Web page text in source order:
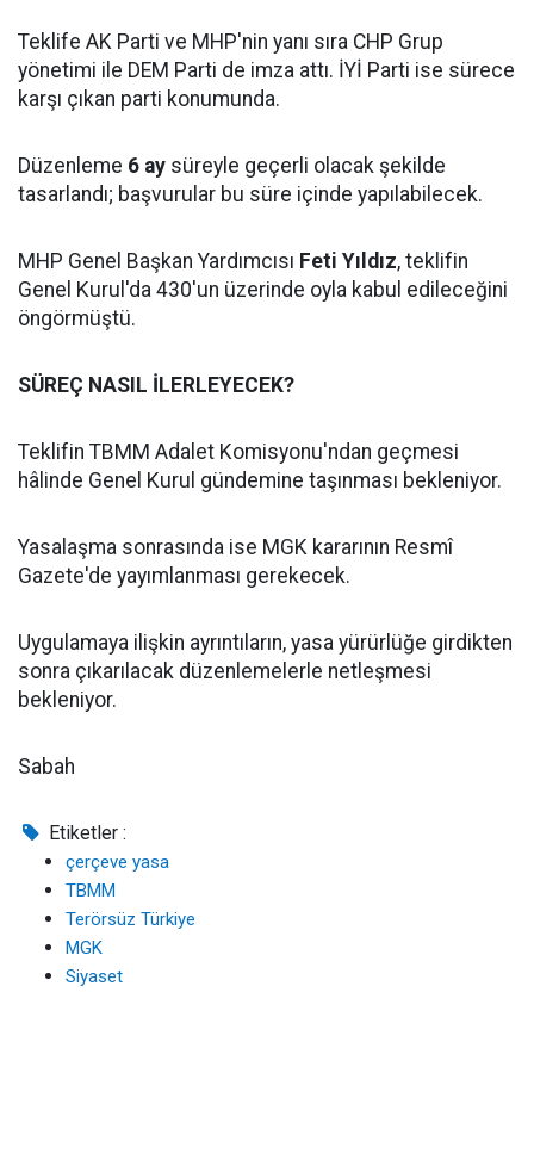
Teklife AK Parti ve MHP'nin yanı sıra CHP Grup
yönetimi ile DEM Parti de imza attı. İYİ Parti ise sürece
karşı çıkan parti konumunda.
Düzenleme 6 ay süreyle geçerli olacak şekilde
tasarlandı; başvurular bu süre içinde yapılabilecek.
MHP Genel Başkan Yardımcısı Feti Yıldız, teklifin
Genel Kurul'da 430'un üzerinde oyla kabul edileceğini
öngörmüştü.
SÜREÇ NASIL İLERLEYECEK?
Teklifin TBMM Adalet Komisyonu'ndan geçmesi
hâlinde Genel Kurul gündemine taşınması bekleniyor.
Yasalaşma sonrasında ise MGK kararının Resmî
Gazete'de yayımlanması gerekecek.
Uygulamaya ilişkin ayrıntıların, yasa yürürlüğe girdikten
sonra çıkarılacak düzenlemelerle netleşmesi
bekleniyor.
Sabah
Etiketler :
çerçeve yasa
TBMM
Terörsüz Türkiye
MGK
Siyaset